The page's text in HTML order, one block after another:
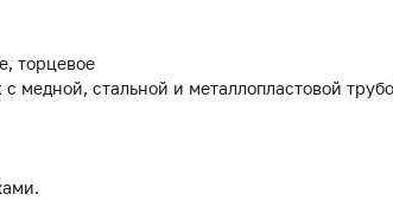
торцевое
медной, стальной и металлопластовой